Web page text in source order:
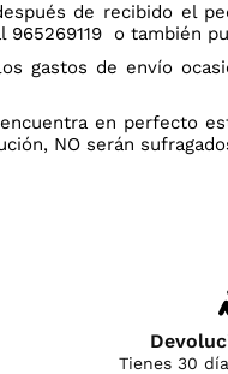
de recibido el
965269119 o también
gastos de envío
en perfecto
NO serán
Tienes 30